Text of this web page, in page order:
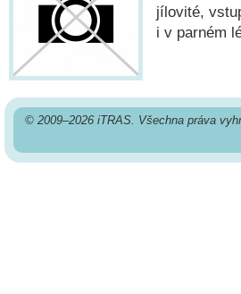
jílovité,
i v parném
© 2009–2026 iTRAS. Všechna práva